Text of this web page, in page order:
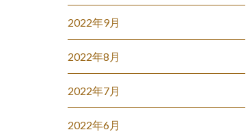
2022年9月
2022年8月
2022年7月
2022年6月